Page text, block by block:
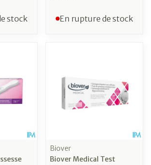
stock En rupture de stock
Biover
Biover Medical Test